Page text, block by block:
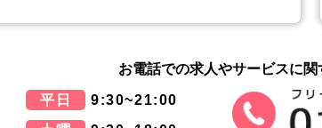
お電話での求人やサービスに関
平日
9:30~21:00